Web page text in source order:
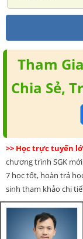
Tham
Chia Sẻ,
>> Học trực tuyến
chương trình SGK
7 học tốt, hoàn trả
sinh tham khảo chi